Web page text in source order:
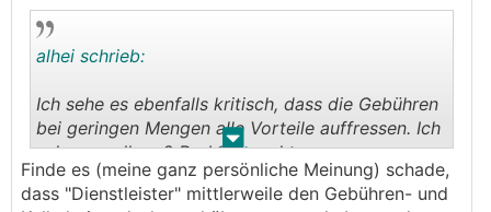
. .
alhei schrieb:
Ich sehe es ebenfalls kritisch, dass die Gebühren
bei geringen Mengen alle Vorteile auffressen. Ich
sehe vor allem 2 Problempunkte:
1. Man kennt ja vorab nicht wirklich die Mengen,
die man ver- oder kaufen wird. So können das
Finde es (meine ganz persönliche Meinung) schade,
dass "Dienstleister" mittlerweile den Gebühren- und